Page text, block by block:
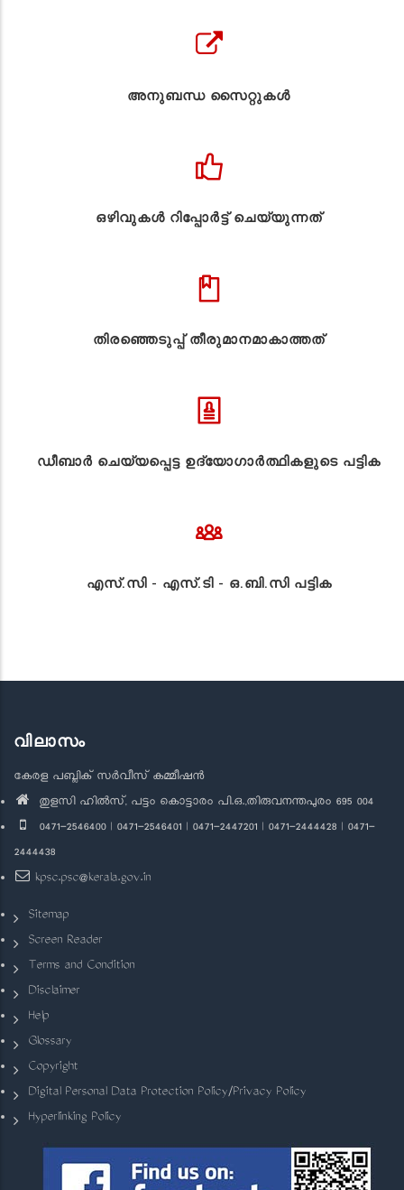
അനുബന്ധ സൈറ്റുകള്‍
ഒഴിവുകൾ റിപ്പോർട്ട് ചെയ്യുന്നത്
തിരഞ്ഞെടുപ്പ് തീരുമാനമാകാത്തത്
ഡീബാർ ചെയ്യപ്പെട്ട ഉദ്യോഗാർത്ഥികളുടെ പട്ടിക
എസ്.സി - എസ്.ടി - ഒ.ബി.സി പട്ടിക
വിലാസം
കേരള പബ്ലിക് സർവീസ് കമ്മീഷൻ
തുളസി ഹിൽസ്, പട്ടം കൊട്ടാരം പി.ഒ.,തിരുവനന്തപുരം 695 004
0471-2546400 | 0471-2546401 | 0471-2447201 | 0471-2444428 | 0471-
2444438
kpsc.psc@kerala.gov.in
Sitemap
Screen Reader
Terms and Condition
Disclaimer
Help
Glossary
Copyright
Digital Personal Data Protection Policy/Privacy Policy
Hyperlinking Policy